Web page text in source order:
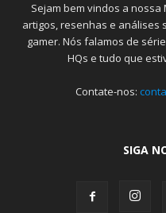
Sejam bem vindos a nossa
artigos, resenhas e análises
gamer. Nós falamos de
HQs e tudo que
Contate-nos:
SIGA